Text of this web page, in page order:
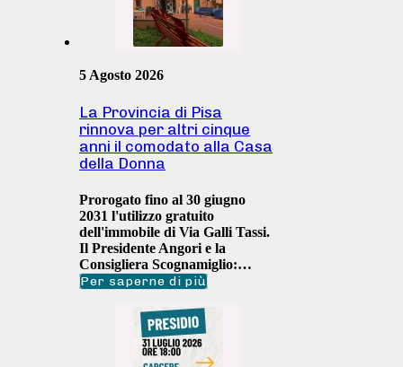
5 Agosto 2026
La Provincia di Pisa
rinnova per altri cinque
anni il comodato alla Casa
della Donna
Prorogato fino al 30 giugno
2031 l'utilizzo gratuito
dell'immobile di Via Galli Tassi.
Il Presidente Angori e la
Consigliera Scognamiglio:…
Per saperne di più